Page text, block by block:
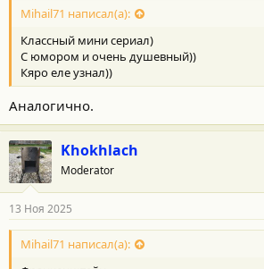
Mihail71 написал(а):
Классный мини сериал)
С юмором и очень душевный))
Кяро еле узнал))
Аналогично.
Khokhlach
Moderator
13 Ноя 2025
Mihail71 написал(а):